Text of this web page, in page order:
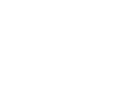
en el siguiente
ACI Prensa, Varela
centros de aborto,
canalizan